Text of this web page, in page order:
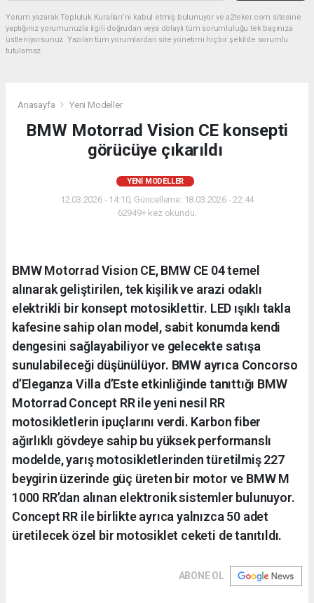
Yorum yazarak Topluluk Kuralları’nı kabul etmiş bulunuyor ve a2teker.com sitesine
yaptığınız yorumunuzla ilgili doğrudan veya dolaylı tüm sorumluluğu tek başınıza
üstleniyorsunuz. Yazılan tüm yorumlardan site yönetimi hiçbir şekilde sorumlu
tutulamaz.
Anasayfa Yeni Modeller
BMW Motorrad Vision CE konsepti
görücüye çıkarıldı
YENI MODELLER
12.03.2026 - 14:10, Güncelleme: 18.03.2026 - 22:44
62949+ kez okundu.
BMW Motorrad Vision CE, BMW CE 04 temel
alınarak geliştirilen, tek kişilik ve arazi odaklı
elektrikli bir konsept motosiklettir. LED ışıklı takla
kafesine sahip olan model, sabit konumda kendi
dengesini sağlayabiliyor ve gelecekte satışa
sunulabileceği düşünülüyor. BMW ayrıca Concorso
d’Eleganza Villa d’Este etkinliğinde tanıttığı BMW
Motorrad Concept RR ile yeni nesil RR
motosikletlerin ipuçlarını verdi. Karbon fiber
ağırlıklı gövdeye sahip bu yüksek performanslı
modelde, yarış motosikletlerinden türetilmiş 227
beygirin üzerinde güç üreten bir motor ve BMW M
1000 RR’dan alınan elektronik sistemler bulunuyor.
Concept RR ile birlikte ayrıca yalnızca 50 adet
üretilecek özel bir motosiklet ceketi de tanıtıldı.
ABONE OL